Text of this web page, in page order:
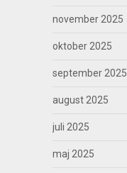
november 2025
oktober 2025
september 2025
august 2025
juli 2025
maj 2025